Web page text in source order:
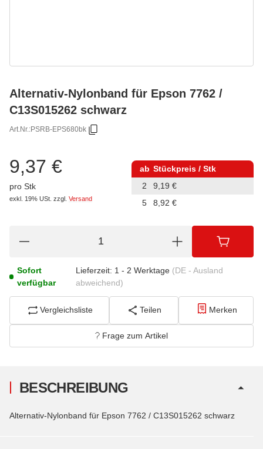
Alternativ-Nylonband für Epson 7762 /
C13S015262 schwarz
Art.Nr.:PSRB-EPS680bk
9,37 €
pro Stk
exkl. 19% USt. zzgl. Versand
ab Stückpreis / Stk
2
9,19 €
5
8,92 €
Sofort
verfügbar
Lieferzeit: 1 - 2 Werktage (DE - Ausland
abweichend)
Vergleichsliste Teilen Merken
Frage zum Artikel
BESCHREIBUNG
Alternativ-Nylonband für Epson 7762 / C13S015262 schwarz